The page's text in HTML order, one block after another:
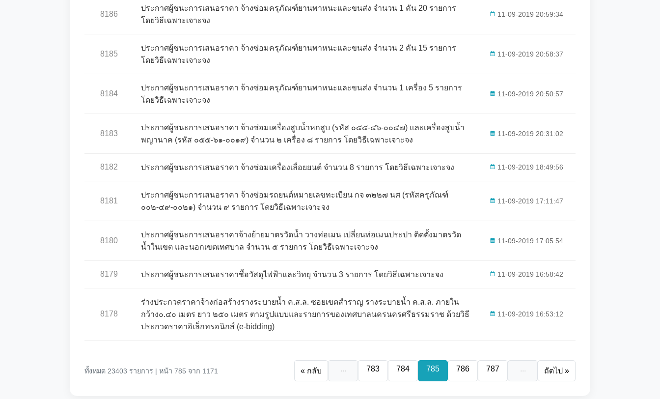
8186
ประกาศผู้ชนะการเสนอราคา จ้างซ่อมครุภัณฑ์ยานพาหนะและขนส่ง จำนวน 1 คัน 20 รายการ
โดยวิธีเฉพาะเจาะจง
11-09-2019 20:59:34
8185
ประกาศผู้ชนะการเสนอราคา จ้างซ่อมครุภัณฑ์ยานพาหนะและขนส่ง จำนวน 2 คัน 15 รายการ
โดยวิธีเฉพาะเจาะจง
11-09-2019 20:58:37
8184
ประกาศผู้ชนะการเสนอราคา จ้างซ่อมครุภัณฑ์ยานพาหนะและขนส่ง จำนวน 1 เครื่อง 5 รายการ
โดยวิธีเฉพาะเจาะจง
11-09-2019 20:50:57
8183
ประกาศผู้ชนะการเสนอราคา จ้างซ่อมเครื่องสูบน้ำหกสูบ (รหัส ๐๕๕-๔๖-๐๐๔๗) และเครื่องสูบน้ำ
พญานาค (รหัส ๐๕๕-๖๑-๐๐๑๙) จำนวน ๒ เครื่อง ๘ รายการ โดยวิธีเฉพาะเจาะจง
11-09-2019 20:31:02
8182 ประกาศผู้ชนะการเสนอราคา จ้างซ่อมเครื่องเลื่อยยนต์ จำนวน 8 รายการ โดยวิธีเฉพาะเจาะจง 11-09-2019 18:49:56
8181
ประกาศผู้ชนะการเสนอราคา จ้างซ่อมรถยนต์หมายเลขทะเบียน กจ ๓๒๒๗ นศ (รหัสครุภัณฑ์
๐๐๒-๔๙-๐๐๒๑) จำนวน ๙ รายการ โดยวิธีเฉพาะเจาะจง
11-09-2019 17:11:47
8180
ประกาศผู้ชนะการเสนอราคาจ้างย้ายมาตรวัดน้ำ วางท่อเมน เปลี่ยนท่อเมนประปา ติดตั้งมาตรวัด
น้ำในเขต และนอกเขตเทศบาล จำนวน ๕ รายการ โดยวิธีเฉพาะเจาะจง
11-09-2019 17:05:54
8179 ประกาศผู้ชนะการเสนอราคาซื้อวัสดุไฟฟ้าและวิทยุ จำนวน 3 รายการ โดยวิธีเฉพาะเจาะจง 11-09-2019 16:58:42
8178
ร่างประกวดราคาจ้างก่อสร้างรางระบายน้ำ ค.ส.ล. ซอยเขตสำราญ รางระบายน้ำ ค.ส.ล. ภายใน
กว้าง๐.๔๐ เมตร ยาว ๒๕๐ เมตร ตามรูปแบบและรายการของเทศบาลนครนครศรีธรรมราช ด้วยวิธี
ประกวดราคาอิเล็กทรอนิกส์ (e-bidding)
11-09-2019 16:53:12
ทั้งหมด 23403 รายการ | หน้า 785 จาก 1171 « กลับ ... 783 784 785 786 787 ... ถัดไป »